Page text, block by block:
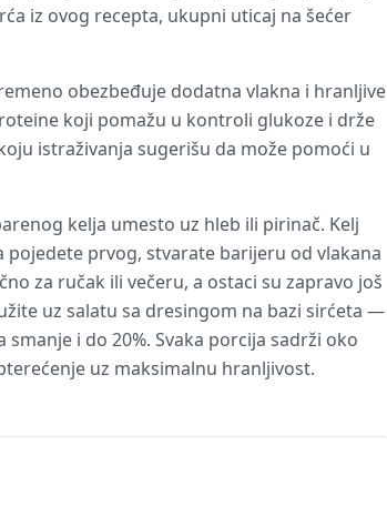
iz ovog recepta, ukupni uticaj na šećer
obezbeđuje dodatna vlakna i hranljive
koji pomažu u kontroli glukoze i drže
istraživanja sugerišu da može pomoći u
kelja umesto uz hleb ili pirinač. Kelj
prvog, stvarate barijeru od vlakana
za ručak ili večeru, a ostaci su zapravo još
uz salatu sa dresingom na bazi sirćeta —
i do 20%. Svaka porcija sadrži oko
uz maksimalnu hranljivost.